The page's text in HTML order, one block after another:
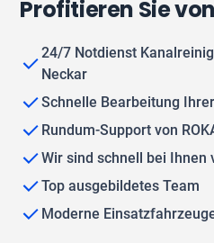
Profitieren Sie
24/7 Notdienst
Neckar
Schnelle Bearbeitung
Rundum-Support von
Wir sind schnell bei Ihnen
Top ausgebildetes Team
Moderne